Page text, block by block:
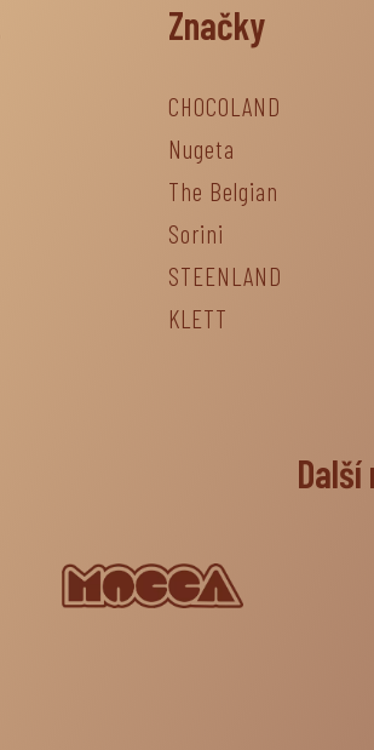
Značky
CHOCOLAND
Nugeta
The Belgian
Sorini
STEENLAND
KLETT